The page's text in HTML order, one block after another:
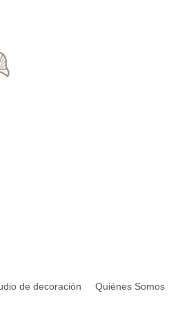
de decoración Quiénes Somos